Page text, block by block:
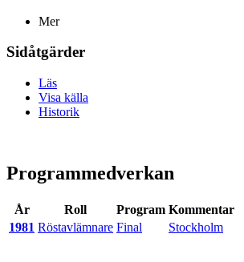
Mer
Sidåtgärder
Läs
Visa källa
Historik
Programmedverkan
År Roll Program Kommentar
1981 Röstavlämnare Final Stockholm